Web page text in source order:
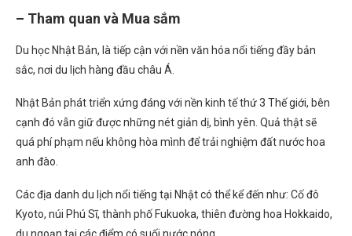
– Tham quan và Mua sắm
Du học Nhật Bản, là tiếp cận với nền văn hóa nổi tiếng đầy bản
sắc, nơi du lịch hàng đầu châu Á.
Nhật Bản phát triển xứng đáng với nền kinh tế thứ 3 Thế giới, bên
cạnh đó vẫn giữ được những nét giản dị, bình yên. Quả thật sẽ
quá phí phạm nếu không hòa mình để trải nghiệm đất nước hoa
anh đào.
Các địa danh du lịch nổi tiếng tại Nhật có thể kể đến như: Cố đô
Kyoto, núi Phú Sĩ, thành phố Fukuoka, thiên đường hoa Hokkaido,